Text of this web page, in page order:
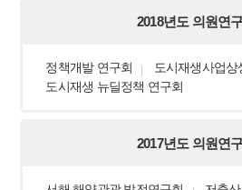
2018년도 의원연
정책개발 연구회
도시재생사업상
도시재생 뉴딜정책 연구회
2017년도 의원연